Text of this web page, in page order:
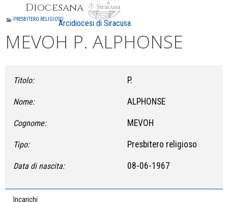
Diocesana
Arcidiocesi di Siracusa
PRESBITERO RELIGIOSO
MEVOH P. ALPHONSE
Titolo: P.
Nome: ALPHONSE
Cognome: MEVOH
Tipo: Presbitero religioso
Data di nascita: 08-06-1967
Incarichi